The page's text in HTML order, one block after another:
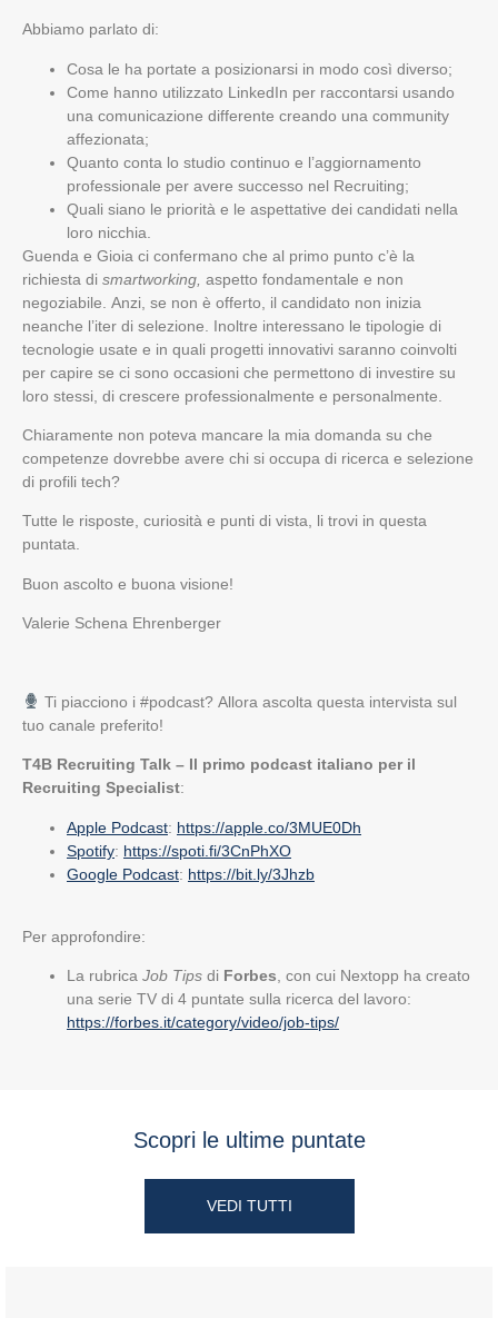
Abbiamo parlato di:
Cosa le ha portate a posizionarsi in modo così diverso;
Come hanno utilizzato LinkedIn per raccontarsi usando
una comunicazione differente creando una community
affezionata;
Quanto conta lo studio continuo e l’aggiornamento
professionale per avere successo nel Recruiting;
Quali siano le priorità e le aspettative dei candidati nella
loro nicchia.
Guenda e Gioia ci confermano che al primo punto c’è la
richiesta di smartworking, aspetto fondamentale e non
negoziabile. Anzi, se non è offerto, il candidato non inizia
neanche l’iter di selezione. Inoltre interessano le tipologie di
tecnologie usate e in quali progetti innovativi saranno coinvolti
per capire se ci sono occasioni che permettono di investire su
loro stessi, di crescere professionalmente e personalmente.
Chiaramente non poteva mancare la mia domanda su che
competenze dovrebbe avere chi si occupa di ricerca e selezione
di profili tech?
Tutte le risposte, curiosità e punti di vista, li trovi in questa
puntata.
Buon ascolto e buona visione!
Valerie Schena Ehrenberger
Ti piacciono i #podcast? Allora ascolta questa intervista sul
tuo canale preferito!
T4B Recruiting Talk – Il primo podcast italiano per il
Recruiting Specialist:
Apple Podcast: https://apple.co/3MUE0Dh
Spotify: https://spoti.fi/3CnPhXO
Google Podcast: https://bit.ly/3Jhzb
Per approfondire:
La rubrica Job Tips di Forbes, con cui Nextopp ha creato
una serie TV di 4 puntate sulla ricerca del lavoro:
https://forbes.it/category/video/job-tips/
Scopri le ultime puntate
VEDI TUTTI